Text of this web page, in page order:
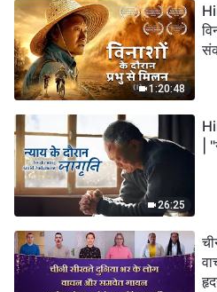
1:20:48
26:25
|